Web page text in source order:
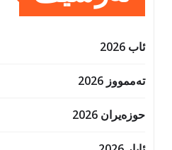
ئاب 2026
تەممووز 2026
حوزه‌یران 2026